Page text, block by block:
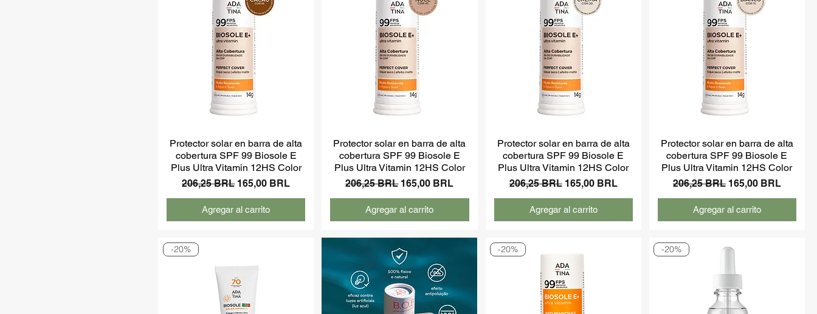
Protector solar en barra de alta
cobertura SPF 99 Biosole E
Plus Ultra Vitamin 12HS Color
Precio
206,25 BRL Precio de oferta
165,00 BRL
Agregar al carrito
Protector solar en barra de alta
cobertura SPF 99 Biosole E
Plus Ultra Vitamin 12HS Color
Precio
206,25 BRL Precio de oferta
165,00 BRL
Agregar al carrito
Protector solar en barra de alta
cobertura SPF 99 Biosole E
Plus Ultra Vitamin 12HS Color
Precio
206,25 BRL Precio de oferta
165,00 BRL
Agregar al carrito
Protector solar en barra de alta
cobertura SPF 99 Biosole E
Plus Ultra Vitamin 12HS Color
Precio
206,25 BRL Precio de oferta
165,00 BRL
Agregar al carrito
-20% -20% -20%